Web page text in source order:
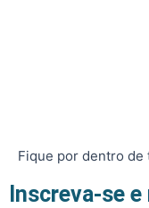
Fique por dentro de
Inscreva-se